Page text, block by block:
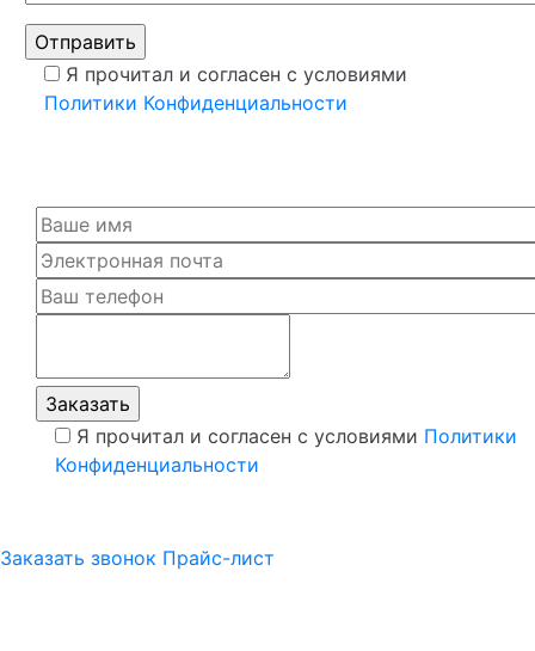
Я прочитал и согласен с условиями
Политики Конфиденциальности
Я прочитал и согласен с условиями Политики
Конфиденциальности
Заказать звонок Прайс-лист